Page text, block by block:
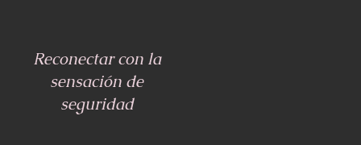
Reconectar con la
sensación de
seguridad